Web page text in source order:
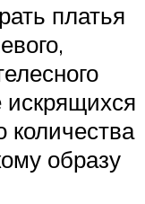
платья
искрящихся
количества
образу